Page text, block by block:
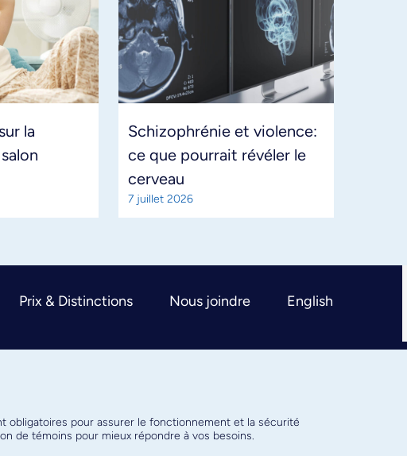
la
Schizophrénie et violence:
ce que pourrait révéler le
cerveau
7 juillet 2026
Prix & Distinctions Nous joindre English
obligatoires pour assurer le fonctionnement et la sécurité
de témoins pour mieux répondre à vos besoins.